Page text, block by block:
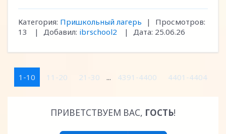
Категория: Пришкольный лагерь |
Просмотров:
13
| Добавил: ibrschool2 | Дата: 25.06.26
1-10 11-20 21-30 ... 4391-4400 4401-4404
ПРИВЕТСТВУЕМ ВАС, ГОСТЬ!